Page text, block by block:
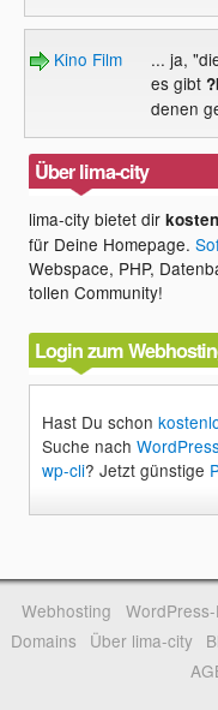
Kino Film
... ja,
es gibt
denen
Über lima-city
lima-city bietet dir
für Deine Homepage.
Webspace, PHP,
tollen Community!
Login zum
Hast Du schon
Suche nach
wp-cli? Jetzt günstige
Webhosting
Domains
Über lima-city